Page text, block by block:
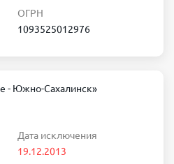
ОГРН
1093525012976
- Южно-Сахалинск»
Дата исключения
19.12.2013